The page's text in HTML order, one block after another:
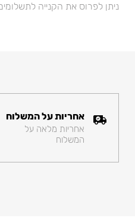
ניתן לפרוס את הקנייה
אחריות על המשלוח
אחריות מלאה על
המשלוח